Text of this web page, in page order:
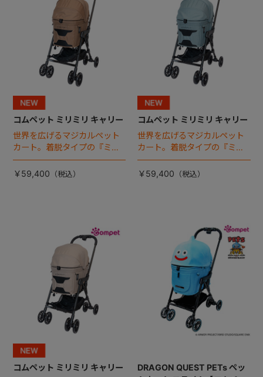
コムペット ミリミリ キャリー
世界を広げるマジカルペット
カート。着脱タイプの『ミリ
ミリ キャリー』 からアースカ
ラーが登場！
￥59,400
コムペット ミリミリ キャリー
世界を広げるマジカルペット
カート。着脱タイプの『ミリ
ミリ キャリー』 からアースカ
ラーが登場！
￥59,400
コムペット ミリミリ キャリー
DRAGON QUEST PETs ペッ